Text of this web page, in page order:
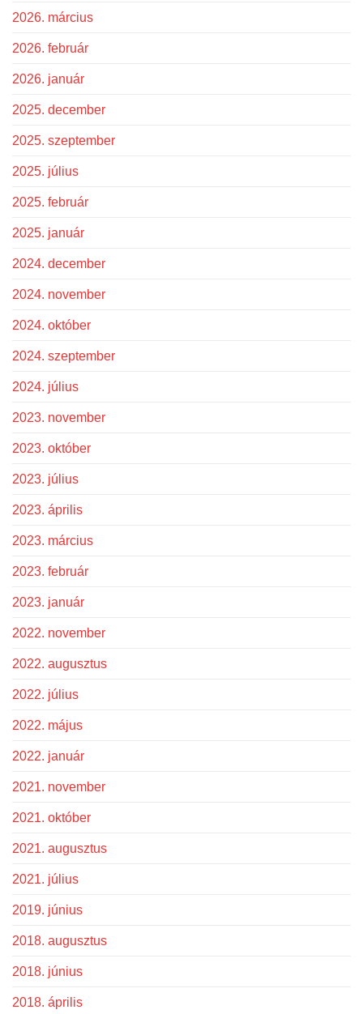
2026. március
2026. február
2026. január
2025. december
2025. szeptember
2025. július
2025. február
2025. január
2024. december
2024. november
2024. október
2024. szeptember
2024. július
2023. november
2023. október
2023. július
2023. április
2023. március
2023. február
2023. január
2022. november
2022. augusztus
2022. július
2022. május
2022. január
2021. november
2021. október
2021. augusztus
2021. július
2019. június
2018. augusztus
2018. június
2018. április